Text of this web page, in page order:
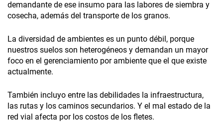
demandante de ese insumo para las labores de siembra y
cosecha, además del transporte de los granos.
La diversidad de ambientes es un punto débil, porque
nuestros suelos son heterogéneos y demandan un mayor
foco en el gerenciamiento por ambiente que el que existe
actualmente.
También incluyo entre las debilidades la infraestructura,
las rutas y los caminos secundarios. Y el mal estado de la
red vial afecta por los costos de los fletes.